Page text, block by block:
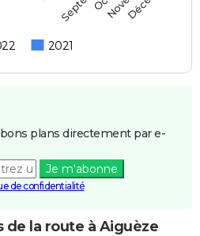
2021
plans directement par e-
Je m'abonne
de confidentialité
la route à Aiguèze